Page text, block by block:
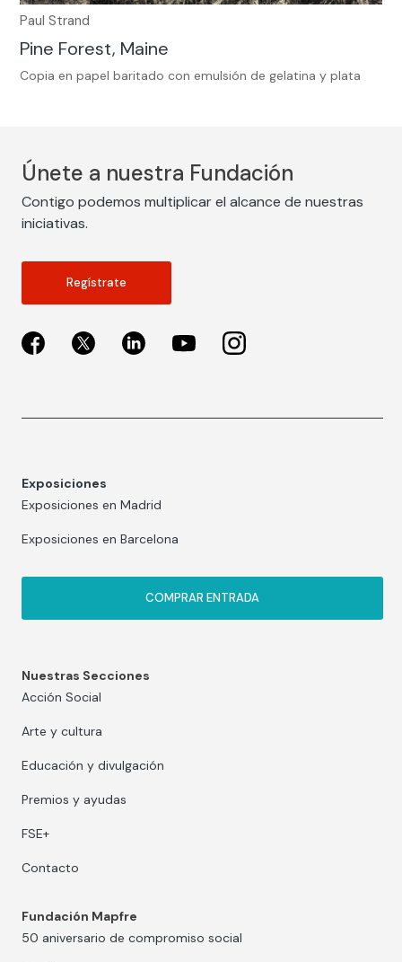
Paul Strand
Pine Forest, Maine
Copia en papel baritado con emulsión de gelatina y plata
Únete a nuestra Fundación
Contigo podemos multiplicar el alcance de nuestras
iniciativas.
Regístrate
Exposiciones
Exposiciones en Madrid
Exposiciones en Barcelona
COMPRAR ENTRADA
Nuestras Secciones
Acción Social
Arte y cultura
Educación y divulgación
Premios y ayudas
FSE+
Contacto
Fundación Mapfre
50 aniversario de compromiso social